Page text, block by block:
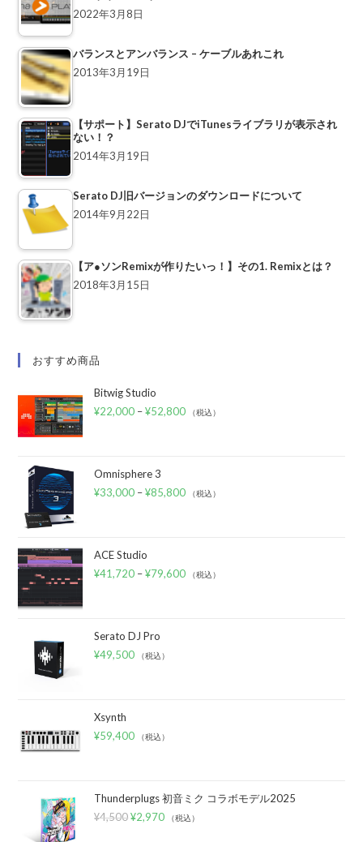
2022年3月8日
バランスとアンバランス – ケーブルあれこれ
2013年3月19日
【サポート】Serato DJでiTunesライブラリが表示され
ない！？
2014年3月19日
Serato DJ旧バージョンのダウンロードについて
2014年9月22日
【ア●ソンRemixが作りたいっ！】その1. Remixとは？
2018年3月15日
おすすめ商品
Bitwig Studio
¥22,000 –¥52,800 （税込）
Omnisphere 3
¥33,000 –¥85,800 （税込）
ACE Studio
¥41,720 –¥79,600 （税込）
Serato DJ Pro
¥49,500 （税込）
Xsynth
¥59,400 （税込）
Thunderplugs 初音ミク コラボモデル2025
¥4,500 ¥2,970 （税込）